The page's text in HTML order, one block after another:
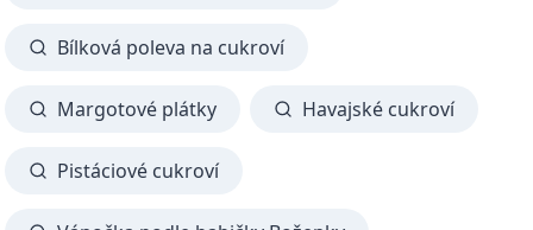
Bílková poleva na cukroví
Margotové plátky Havajské cukroví
Pistáciové cukroví